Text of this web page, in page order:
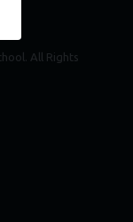
All Rights